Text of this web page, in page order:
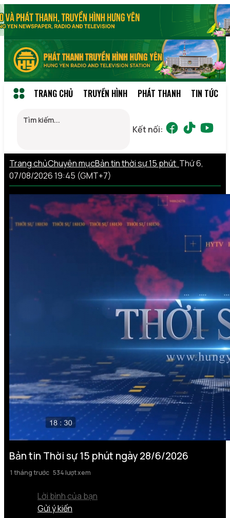
TRANG CHỦ TRUYỀN HÌNH PHÁT THANH TIN TỨC
Kết nối:
Trang chủChuyên mụcBản tin thời sự 15 phút Thứ 6,
07/08/2026 19:45 (GMT+7)
Bản tin Thời sự 15 phút ngày 28/6/2026
1 tháng trước 534 lượt xem
Lời bình của bạn
Gửi ý kiến